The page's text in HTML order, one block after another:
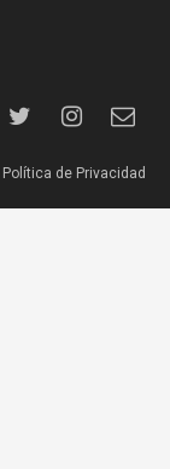
Política de Privacidad